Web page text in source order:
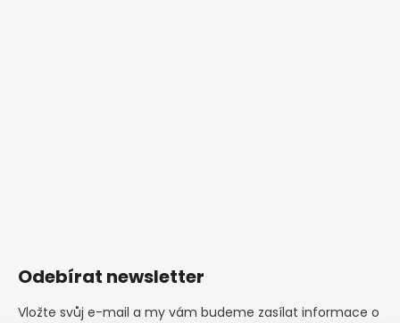
Odebírat newsletter
Vložte svůj e-mail a my vám budeme zasílat informace o